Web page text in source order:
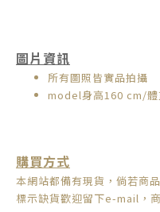
圖片資訊
所有圖照皆實品拍攝
model身高160 cm/
購買方式
本網站都備有現貨，倘若商
標示缺貨歡迎留下e-mail，